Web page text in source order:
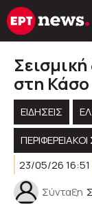
Μετάβαση
σε
στη Κάσο
ΕΙΔΗΣΕΙΣ
23/05/26 16:51
Σύνταξη